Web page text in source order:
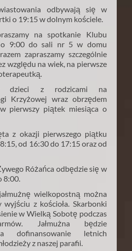
odbywają się w
o 19:15 w dolnym kościele.
na spotkanie Klubu
9:00 do sali nr 5 w domu
zapraszamy szczególnie
względu na wiek, na pierwsze
dzieci z rodzicami na
Krzyżowej wraz obrzędem
pierwszy piątek miesiąca o
z okazji pierwszego piątku
od 16:30 do 17:15 oraz od
Różańca odbędzie się w
8:00.
wielkopostną można
wyjściu z kościoła. Skarbonki
w Wielką Sobotę podczas
Jałmużna będzie
dofinansowanie letnich
z naszej parafii.